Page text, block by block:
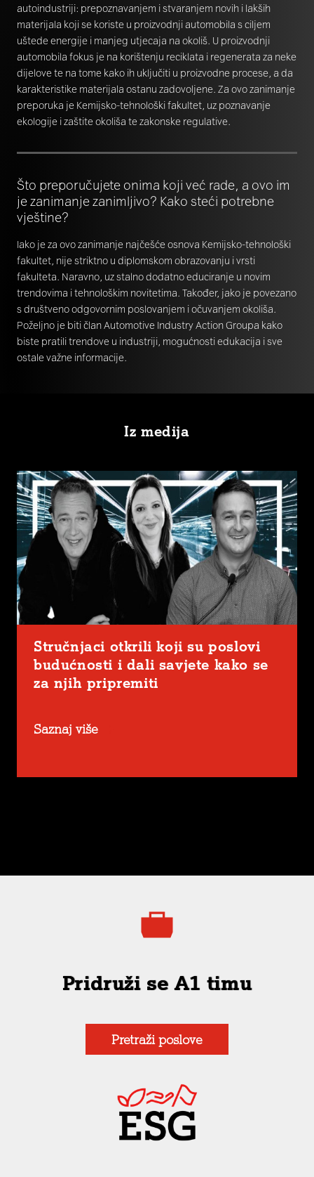
autoindustriji: prepoznavanjem i stvaranjem novih i lakših
materijala koji se koriste u proizvodnji automobila s ciljem
uštede energije i manjeg utjecaja na okoliš. U proizvodnji
automobila fokus je na korištenju reciklata i regenerata za neke
dijelove te na tome kako ih uključiti u proizvodne procese, a da
karakteristike materijala ostanu zadovoljene. Za ovo zanimanje
preporuka je Kemijsko-tehnološki fakultet, uz poznavanje
ekologije i zaštite okoliša te zakonske regulative.
Što preporučujete onima koji već rade, a ovo im
je zanimanje zanimljivo? Kako steći potrebne
vještine?
Iako je za ovo zanimanje najčešće osnova Kemijsko-tehnološki
fakultet, nije striktno u diplomskom obrazovanju i vrsti
fakulteta. Naravno, uz stalno dodatno educiranje u novim
trendovima i tehnološkim novitetima. Također, jako je povezano
s društveno odgovornim poslovanjem i očuvanjem okoliša.
Poželjno je biti član Automotive Industry Action Groupa kako
biste pratili trendove u industriji, mogućnosti edukacija i sve
ostale važne informacije.
Iz medija
Stručnjaci otkrili koji su poslovi
budućnosti i dali savjete kako se
za njih pripremiti
Saznaj više
Pridruži se A1 timu
Pretraži poslove